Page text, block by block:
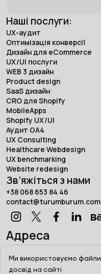
Ми використовуємо
досвід на сайті
Наші послуги:
UX-аудит
Оптимізація конверсії
Дизайн для eCommerce
UX/UI послуги
WEB 3 дизайн
Product design
SaaS дизайн
CRO для Shopify
MobileApps
Shopify UX/UI
Аудит GA4
UX Consulting
Healthcare Webdesign
UX benchmarking
Website redesign
Зв’яжіться з нами
+38 068 653 84 46
contact@turumburum.com
Адреса
Турум-бурум, Україна,
вул. Сумська, 7/1